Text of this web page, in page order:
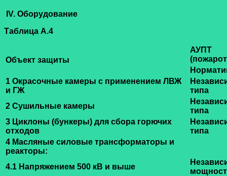
IV. Оборудование
Таблица А.4
Объект защиты
АУПТ
1 Окрасочные камеры с применением ЛВЖ
и ГЖ
типа
2 Сушильные камеры
типа
3 Циклоны (бункеры) для сбора горючих
отходов
типа
4 Масляные силовые трансформаторы и
реакторы:
4.1 Напряжением 500 кВ и выше